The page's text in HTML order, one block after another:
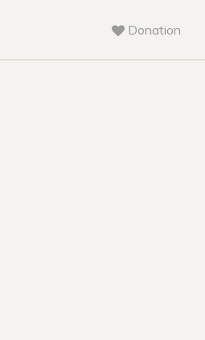
Donation